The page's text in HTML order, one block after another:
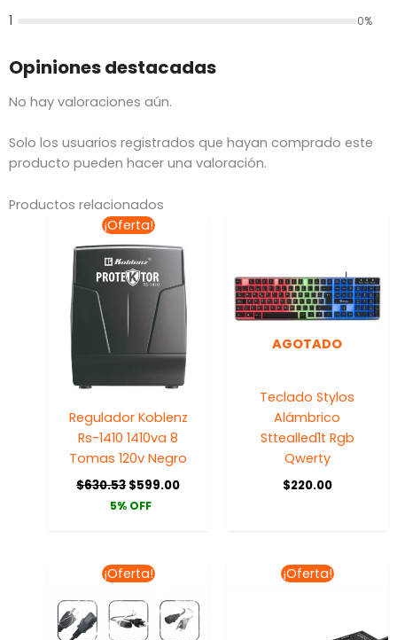
1 0%
Opiniones destacadas
No hay valoraciones aún.
Solo los usuarios registrados que hayan comprado este
producto pueden hacer una valoración.
Productos relacionados
¡Oferta!
Regulador Koblenz
Rs-1410 1410va 8
Tomas 120v Negro
$630.53
El
precio
original
era:
$630.53.
$599.00
actual
es:
$599.00.
5% OFF
AGOTADO
Teclado Stylos
Alámbrico
Sttealled1t Rgb
Qwerty
$220.00
¡Oferta!
El
precio
original
era:
$79.71.
actual
es:
$55.00.
¡Oferta!
El
precio
$138.89.